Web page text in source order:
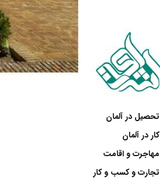
تحصیل در آلمان
کار در آلمان
مهاجرت و اقامت
تجارت و کسب و کار